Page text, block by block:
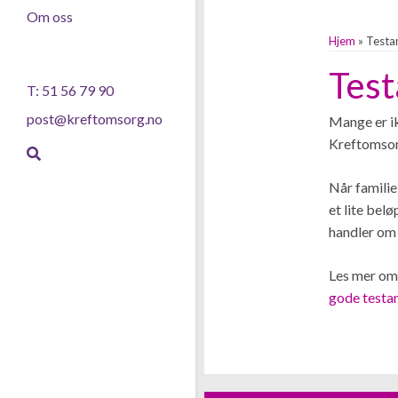
Om oss
T: 51 56 79 90
post@kreftomsorg.no
Hjem »
Mange er
Når
et lite
handler
Les mer
gode